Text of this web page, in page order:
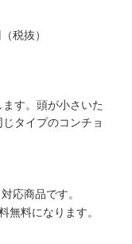
税抜）
す。頭が小さいた
タイプのコンチョ
応商品です。
無料になります。